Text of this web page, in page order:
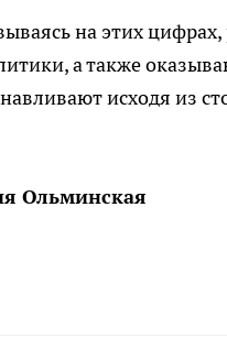
на этих
а также
исходя из
Ольминская